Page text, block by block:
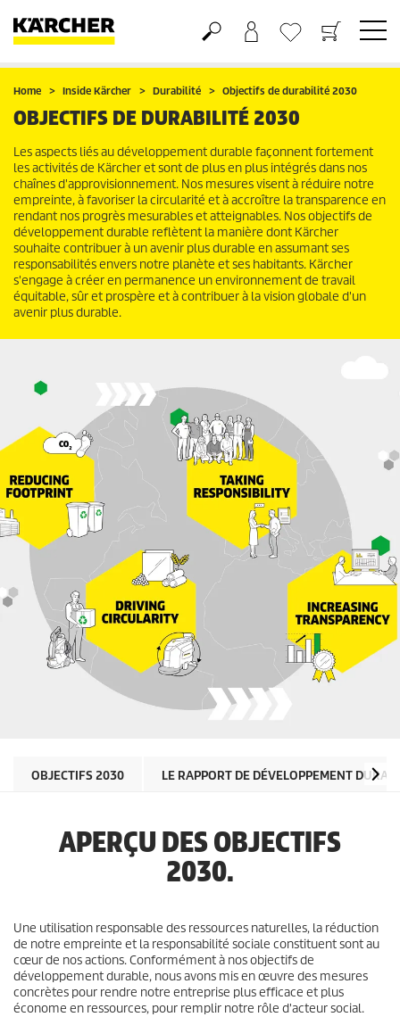
Panier
Liste d'envies
Home Inside Kärcher Durabilité Objectifs de durabilité 2030
OBJECTIFS DE DURABILITÉ 2030
Les aspects liés au développement durable façonnent fortement
les activités de Kärcher et sont de plus en plus intégrés dans nos
chaînes d'approvisionnement. Nos mesures visent à réduire notre
empreinte, à favoriser la circularité et à accroître la transparence en
rendant nos progrès mesurables et atteignables. Nos objectifs de
développement durable reflètent la manière dont Kärcher
souhaite contribuer à un avenir plus durable en assumant ses
responsabilités envers notre planète et ses habitants. Kärcher
s'engage à créer en permanence un environnement de travail
équitable, sûr et prospère et à contribuer à la vision globale d'un
avenir plus durable.
OBJECTIFS 2030 LE RAPPORT DE DÉVELOPPEMENT
APERÇU DES OBJECTIFS
2030.
Une utilisation responsable des ressources naturelles, la réduction
de notre empreinte et la responsabilité sociale constituent sont au
cœur de nos actions. Conformément à nos objectifs de
développement durable, nous avons mis en œuvre des mesures
concrètes pour rendre notre entreprise plus efficace et plus
économe en ressources, pour remplir notre rôle d'acteur social.